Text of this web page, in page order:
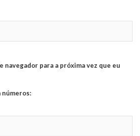
navegador para a próxima vez que eu
números: